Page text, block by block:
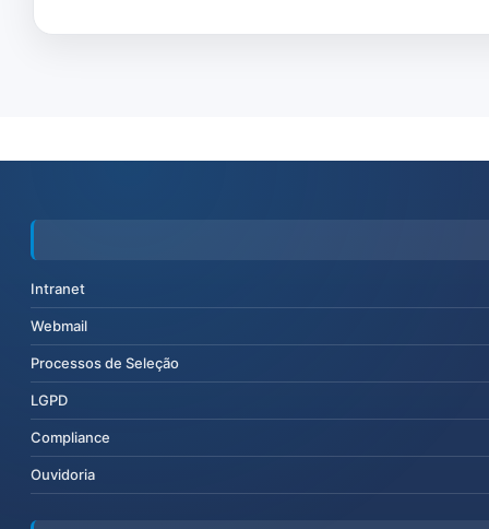
Intranet
Webmail
Processos de Seleção
LGPD
Compliance
Ouvidoria